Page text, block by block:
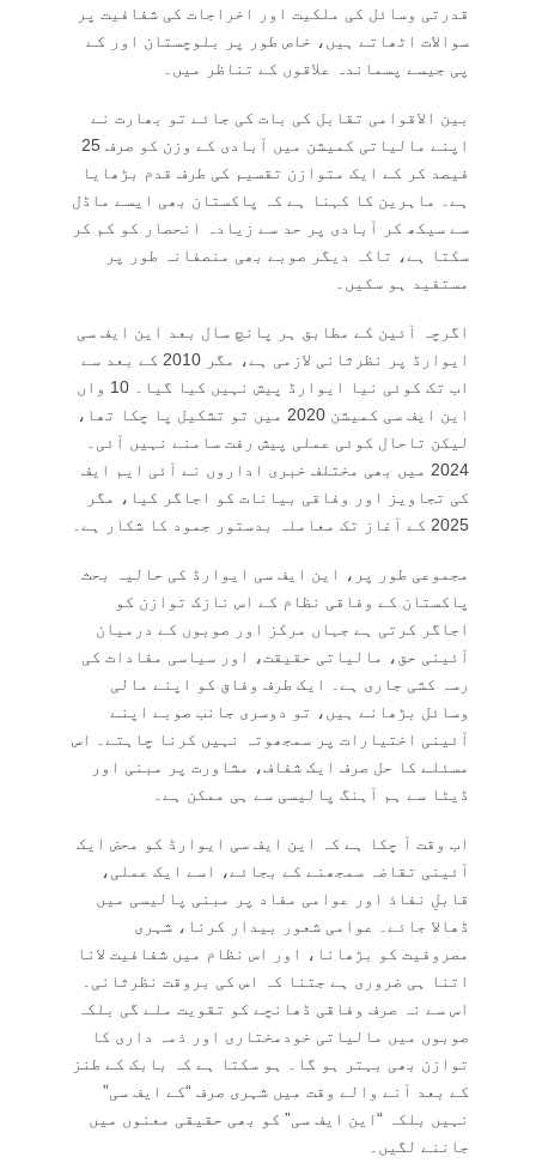
قدرتی وسائل کی ملکیت اور اخراجات کی شفافیت پر
سوالات اٹھاتے ہیں، خاص طور پر بلوچستان اور کے
پی جیسے پسماندہ علاقوں کے تناظر میں۔
بین الاقوامی تقابل کی بات کی جائے تو بھارت نے
اپنے مالیاتی کمیشن میں آبادی کے وزن کو صرف 25
فیصد کر کے ایک متوازن تقسیم کی طرف قدم بڑھایا
ہے۔ ماہرین کا کہنا ہے کہ پاکستان بھی ایسے ماڈل
سے سیکھ کر آبادی پر حد سے زیادہ انحصار کو کم کر
سکتا ہے، تاکہ دیگر صوبے بھی منصفانہ طور پر
مستفید ہو سکیں۔
اگرچہ آئین کے مطابق ہر پانچ سال بعد این ایف سی
ایوارڈ پر نظرثانی لازمی ہے، مگر 2010 کے بعد سے
اب تک کوئی نیا ایوارڈ پیش نہیں کیا گیا۔ 10 واں
این ایف سی کمیشن 2020 میں تو تشکیل پا چکا تھا،
لیکن تاحال کوئی عملی پیش رفت سامنے نہیں آئی۔
2024 میں بھی مختلف خبری اداروں نے آئی ایم ایف
کی تجاویز اور وفاقی بیانات کو اجاگر کیا، مگر
2025 کے آغاز تک معاملہ بدستور جمود کا شکار ہے۔
مجموعی طور پر، این ایف سی ایوارڈ کی حالیہ بحث
پاکستان کے وفاقی نظام کے اس نازک توازن کو
اجاگر کرتی ہے جہاں مرکز اور صوبوں کے درمیان
آئینی حق، مالیاتی حقیقت، اور سیاسی مفادات کی
رسہ کشی جاری ہے۔ ایک طرف وفاق کو اپنے مالی
وسائل بڑھانے ہیں، تو دوسری جانب صوبے اپنے
آئینی اختیارات پر سمجھوتہ نہیں کرنا چاہتے۔ اس
مسئلے کا حل صرف ایک شفاف، مشاورت پر مبنی اور
ڈیٹا سے ہم آہنگ پالیسی سے ہی ممکن ہے۔
اب وقت آ چکا ہے کہ این ایف سی ایوارڈ کو محض ایک
آئینی تقاضہ سمجھنے کے بجائے، اسے ایک عملی،
قابلِ نفاذ اور عوامی مفاد پر مبنی پالیسی میں
ڈھالا جائے۔ عوامی شعور بیدار کرنا، شہری
مصروفیت کو بڑھانا، اور اس نظام میں شفافیت لانا
اتنا ہی ضروری ہے جتنا کہ اس کی بروقت نظرثانی۔
اس سے نہ صرف وفاقی ڈھانچے کو تقویت ملے گی بلکہ
صوبوں میں مالیاتی خودمختاری اور ذمہ داری کا
توازن بھی بہتر ہو گا۔ ہو سکتا ہے کہ بابک کے طنز
کے بعد آنے والے وقت میں شہری صرف “کے ایف سی”
نہیں بلکہ “این ایف سی” کو بھی حقیقی معنوں میں
جاننے لگیں۔